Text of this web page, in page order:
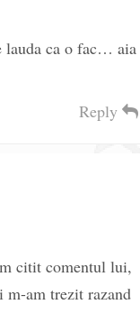
lauda ca o fac… aia
Reply
citit comentul lui,
m-am trezit razand